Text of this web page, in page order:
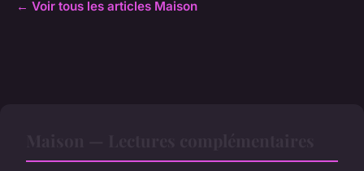
← Voir tous les articles Maison